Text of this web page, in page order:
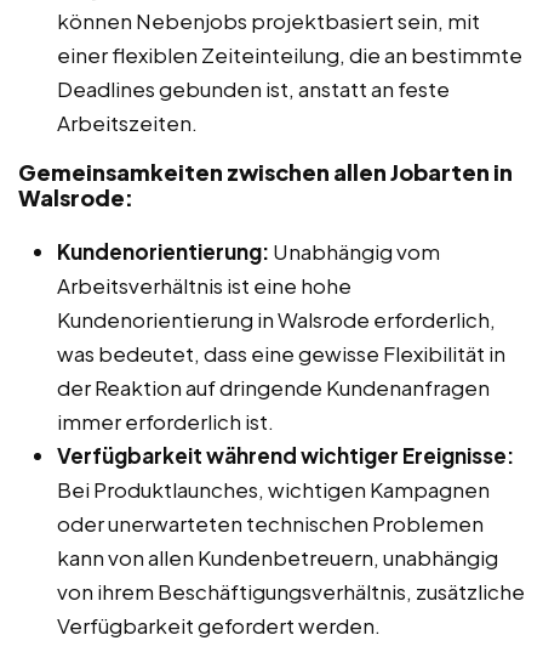
können Nebenjobs projektbasiert sein, mit
einer flexiblen Zeiteinteilung, die an bestimmte
Deadlines gebunden ist, anstatt an feste
Arbeitszeiten.
Gemeinsamkeiten zwischen allen Jobarten in
Walsrode:
Kundenorientierung: Unabhängig vom
Arbeitsverhältnis ist eine hohe
Kundenorientierung in Walsrode erforderlich,
was bedeutet, dass eine gewisse Flexibilität in
der Reaktion auf dringende Kundenanfragen
immer erforderlich ist.
Verfügbarkeit während wichtiger Ereignisse:
Bei Produktlaunches, wichtigen Kampagnen
oder unerwarteten technischen Problemen
kann von allen Kundenbetreuern, unabhängig
von ihrem Beschäftigungsverhältnis, zusätzliche
Verfügbarkeit gefordert werden.